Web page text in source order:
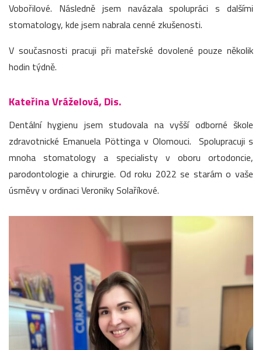
Vobořilové. Následně jsem navázala spolupráci s dalšími
stomatology, kde jsem nabrala cenné zkušenosti.
V současnosti pracuji při mateřské dovolené pouze několik
hodin týdně.
Kateřina Vráželová, Dis.
Dentální hygienu jsem studovala na vyšší odborné škole
zdravotnické Emanuela Pöttinga v Olomouci. Spolupracuji s
mnoha stomatology a specialisty v oboru ortodoncie,
parodontologie a chirurgie. Od roku 2022 se starám o vaše
úsměvy v ordinaci Veroniky Solaříkové.